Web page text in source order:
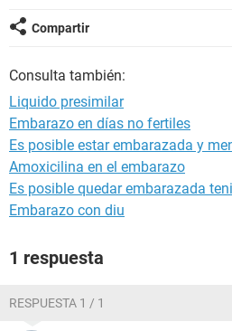
Compartir
Consulta también:
Liquido presimilar
Embarazo en días no fertiles
Es posible estar embarazada y
Amoxicilina en el embarazo
Es posible quedar embarazada
Embarazo con diu
1 respuesta
RESPUESTA 1 / 1